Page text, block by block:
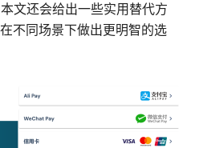
文还会给出一些实用替代方
不同场景下做出更明智的选